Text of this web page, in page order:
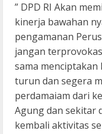
” DPD RI Akan
kinerja bawahan
pengamanan
jangan
sama menciptakan
turun dan segera
perdamaiam dari
Agung dan sekitar
kembali aktivitas